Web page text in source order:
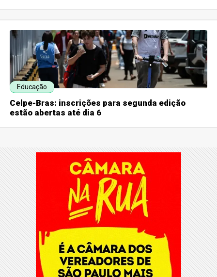
Educação
Celpe-Bras: inscrições para segunda edição
estão abertas até dia 6